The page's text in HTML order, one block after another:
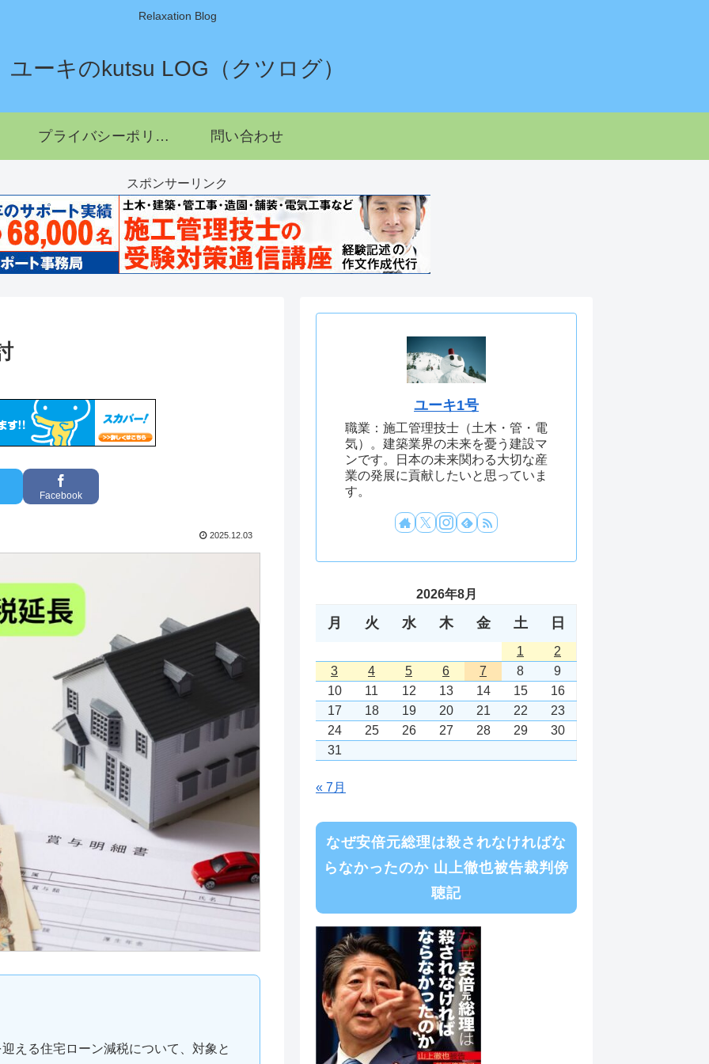
Relaxation Blog
ユーキのkutsu LOG（クツログ）
プライバシーポリシー 問い合わせ
スポンサーリンク
Facebook
2025.12.03
える住宅ローン減税について、対象と
ユーキ1号
職業：施工管理技士（土木・管・電
気）。建築業界の未来を憂う建設マ
ンです。日本の未来関わる大切な産
業の発展に貢献したいと思っていま
す。
2026年8月
月 火 水 木 金 土 日
1
2
3
4 5 6 7 8
9
10
11 12 13 14 15
16
17
18 19 20 21 22
23
24
25 26 27 28 29
30
31
« 7月
なぜ安倍元総理は殺されなければな
らなかったのか 山上徹也被告裁判傍
聴記